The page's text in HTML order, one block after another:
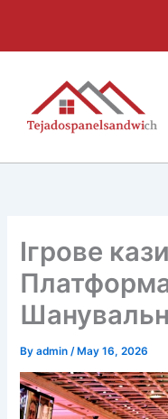
content
Ігрове
Byadmin/ May 16, 2026